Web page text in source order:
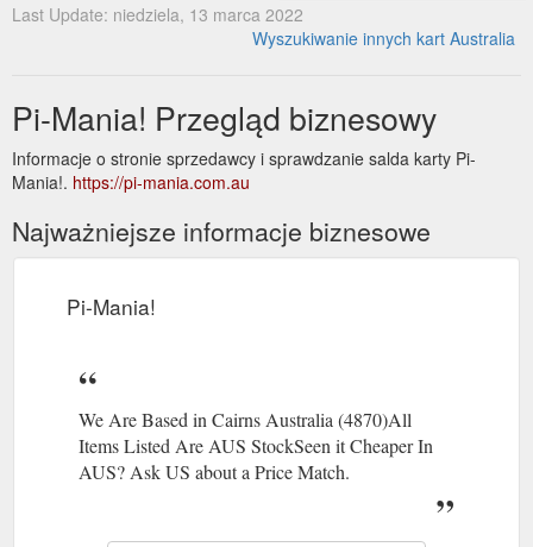
Last Update: niedziela, 13 marca 2022
Wyszukiwanie innych kart Australia
Pi-Mania! Przegląd biznesowy
Informacje o stronie sprzedawcy i sprawdzanie salda karty Pi-
Mania!. https://pi-mania.com.au
Najważniejsze informacje biznesowe
Pi-Mania!
We Are Based in Cairns Australia (4870)All
Items Listed Are AUS StockSeen it Cheaper In
AUS? Ask US about a Price Match.